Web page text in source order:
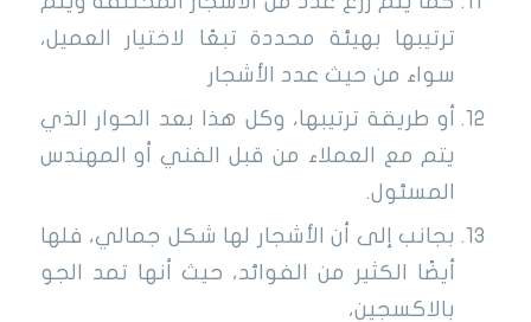
ترتيبها بهيئة محددة تبعًا لاختيار العميل،
سواء من حيث عدد الأشجار
أو طريقة ترتيبها، وكل هذا بعد الحوار الذي
يتم مع العملاء من قبل الفني أو المهندس
المسئول.
بجانب إلى أن الأشجار لها شكل جمالي، فلها
أيضًا الكثير من الفوائد، حيث أنها تمد الجو
بالاكسجين،